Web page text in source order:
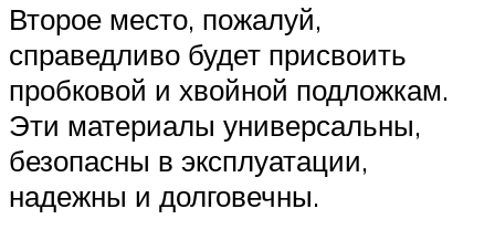
Второе место, пожалуй,
справедливо будет присвоить
пробковой и хвойной подложкам.
Эти материалы универсальны,
безопасны в эксплуатации,
надежны и долговечны.